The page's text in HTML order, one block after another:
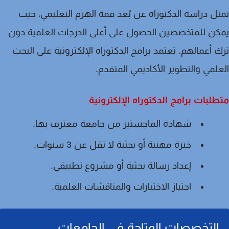
دراسة الدكتوراه عن بُعدقمة الهرم التعليمي، حيث
للمتخصصين الحصول على أعلى الدرجات العلمية دون
أعمالهم. تعتمد برامج الدكتوراه الإلكترونية على البحث
والتطوير الأكاديمي المتقدم.
برامج الدكتوراه الإلكترونية
شهادة الماجستير من جامعة معترف بها.
خبرة مهنية أو بحثية لا تقل عن 3 سنوات.
إعداد رسالة بحثية أو مشروع تطبيقي.
اجتياز الاختبارات والمناقشات العلمية.